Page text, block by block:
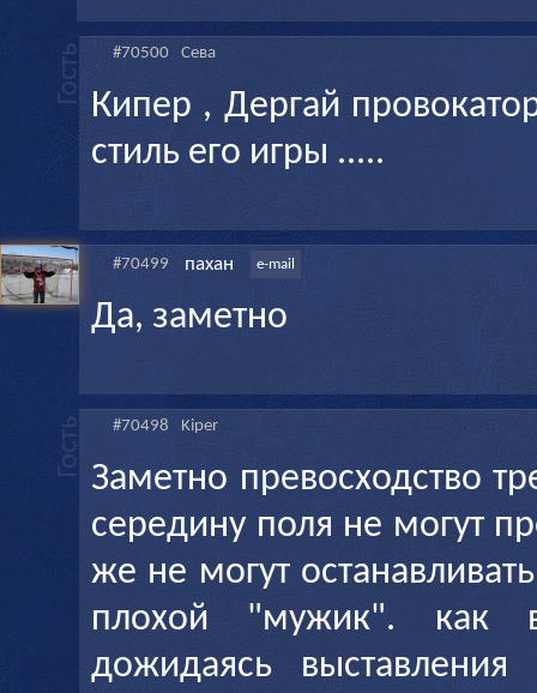
#70500 Сева
Кипер , Дергай
стиль его игры .....
#70499 пахан e-mail
Да, заметно
#70498 Kiper
Заметно превосходство
середину поля не могут
же не могут
плохой "мужик". как
дожидаясь